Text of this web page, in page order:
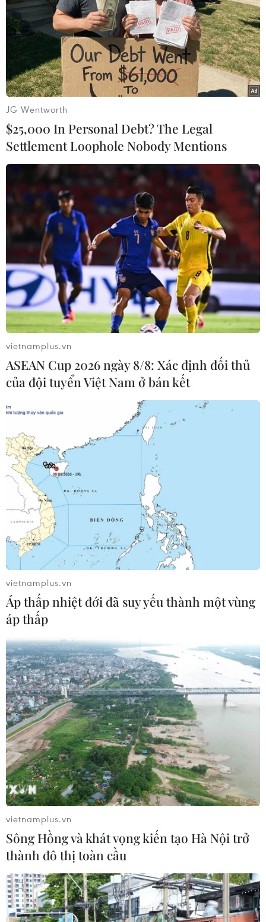
Conilon Robusta.
Góp phần thúc đẩy giá càphê Arabica tại New
York suy yếu trở lại là tỷ giá đồng real tăng
0,93% lên ở mức 1 USD đổi 4,9980 real./.
(TTXVN/Vietnam+)
#Thị trường gạo châu Á
#Giá gạo Việt Nam
#Giá càphê
Theo dõi VietnamPlus
TIN LIÊN QUAN
Thị trường nông sản: Giá gạo Việt Nam
chạm mức cao nhất của 16 tháng
26/11/2022 10:43
Trong tuần này, giá gạo xuất khẩu của Việt Nam đã
tăng lên mức cao nhất kể từ tháng 7/2021, khi các nhà
giao dịch dự đoán nguồn cung giảm, còn nhu cầu gạo
gia tăng sẽ hỗ trợ giá vào cuối năm.
JG Wentworth
$25,000 In Personal Debt? The Legal
Settlement Loophole Nobody Mentions
vietnamplus.vn
ASEAN Cup 2026 ngày 8/8: Xác định đối thủ
của đội tuyển Việt Nam ở bán kết
vietnamplus.vn
Áp thấp nhiệt đới đã suy yếu thành một vùng
áp thấp
vietnamplus.vn
Sông Hồng và khát vọng kiến tạo Hà Nội trở
thành đô thị toàn cầu